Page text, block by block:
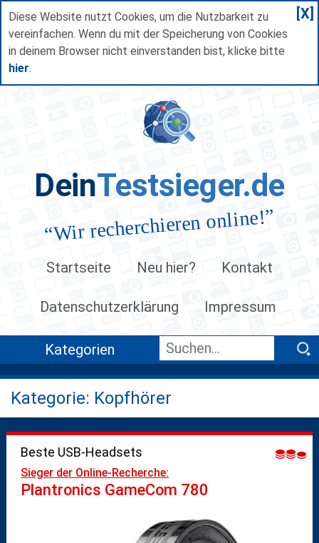
Diese Website nutzt Cookies, um die Nutzbarkeit zu
vereinfachen. Wenn du mit der Speicherung von Cookies
in deinem Browser nicht einverstanden bist, klicke bitte
hier.
[X]
DeinTestsieger.de
“Wir recherchieren online!”
Startseite Neu hier? Kontakt
Datenschutzerklärung Impressum
Kategorien
Kategorie: Kopfhörer
Beste USB-Headsets
Sieger der Online-Recherche:
Plantronics GameCom 780